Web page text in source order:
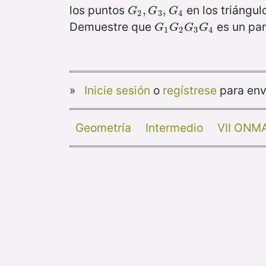
los puntos G2, G3, G4
G2, G3,G4 en los
Demuestre que G1G2G3G4
G1 G2G3G4 es un
» Inicie sesión o regístresepara
Geometría Intermedio VII